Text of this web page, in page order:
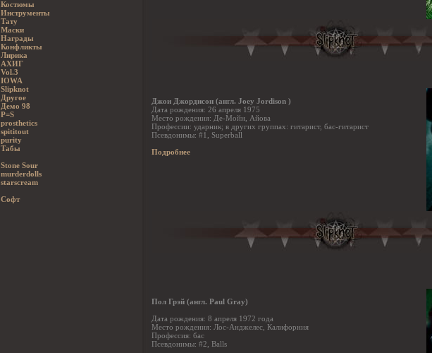
Костюмы
Инструменты
Тату
Маски
Награды
Конфликты
Лирика
АХИГ
Vol.3
IOWA
Slipknot
Другое
Демо 98
P=S
prosthetics
spititout
purity
Табы
Stone Sour
murderdolls
starscream
Софт
Джои Джордисон (англ. Joey Jordison )
Дата рождения: 26 апреля 1975
Место рождения: Де-Мойн, Айова
Профессии: ударник; в других группах: гитарист, бас-гитарист
Псевдонимы: #1, Superball
Подробнее
Пол Грэй (англ. Paul Gray)
Дата рождения: 8 апреля 1972 года
Место рождения: Лос-Анджелес, Калифорния
Профессия: бас
Псевдонимы: #2, Balls